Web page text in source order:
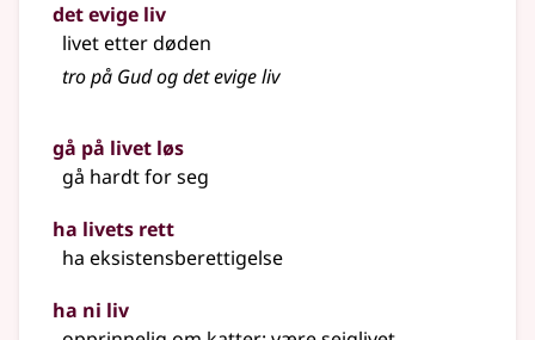
det evige liv
livet etter døden
tro på Gud og det evige liv
gå på livet løs
gå hardt for seg
ha livets rett
ha eksistensberettigelse
ha ni liv